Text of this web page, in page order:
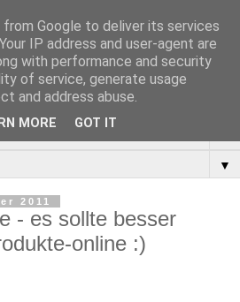
alles
▼
2011
- es sollte besser
online :)
Google to deliver its services
IP address and user-agent are
with performance and security
of service, generate usage
and address abuse.
MORE GOT IT